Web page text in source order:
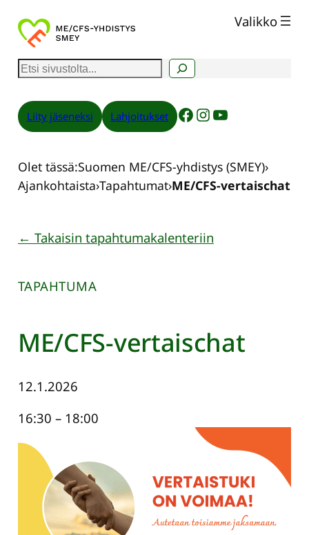
Siirry
sisältöön
E
s
i Liity jäseneksi Lahjoitukset Facebook InstagramYouTube
Valikko
Olet tässä:Suomen ME/CFS-yhdistys (SMEY)›
Ajankohtaista›Tapahtumat›ME/CFS-vertaischat
← Takaisin tapahtumakalenteriin
TAPAHTUMA
ME/CFS-vertaischat
12.1.2026
16:30 – 18:00